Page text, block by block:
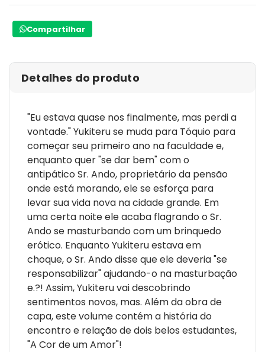
Compartilhar
Detalhes do produto
"Eu estava quase nos finalmente, mas perdi a
vontade." Yukiteru se muda para Tóquio para
começar seu primeiro ano na faculdade e,
enquanto quer "se dar bem" com o
antipático Sr. Ando, proprietário da pensão
onde está morando, ele se esforça para
levar sua vida nova na cidade grande. Em
uma certa noite ele acaba flagrando o Sr.
Ando se masturbando com um brinquedo
erótico. Enquanto Yukiteru estava em
choque, o Sr. Ando disse que ele deveria "se
responsabilizar" ajudando-o na masturbação
e.?! Assim, Yukiteru vai descobrindo
sentimentos novos, mas. Além da obra de
capa, este volume contém a história do
encontro e relação de dois belos estudantes,
"A Cor de um Amor"!